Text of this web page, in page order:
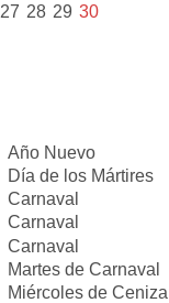
27 28 29 30
Año Nuevo
Día de los Mártires
Carnaval
Carnaval
Carnaval
Martes de Carnaval
Miércoles de Ceniza